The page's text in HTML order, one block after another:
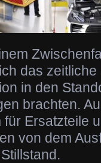
das
in den
brachten.
Ersatzteile
von dem